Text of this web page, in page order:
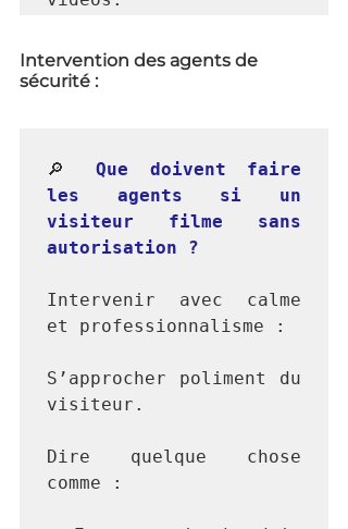
Intervention des agents de
sécurité :
🔎 Que doivent faire
les agents si un
visiteur filme sans
autorisation ?
Intervenir avec calme
et professionnalisme :
S’approcher poliment du
visiteur.
Dire quelque chose
comme :